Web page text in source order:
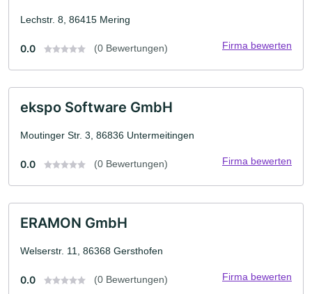
Lechstr. 8, 86415 Mering
0.0 (0 Bewertungen) Firma bewerten
ekspo Software GmbH
Moutinger Str. 3, 86836 Untermeitingen
0.0 (0 Bewertungen) Firma bewerten
ERAMON GmbH
Welserstr. 11, 86368 Gersthofen
0.0 (0 Bewertungen) Firma bewerten